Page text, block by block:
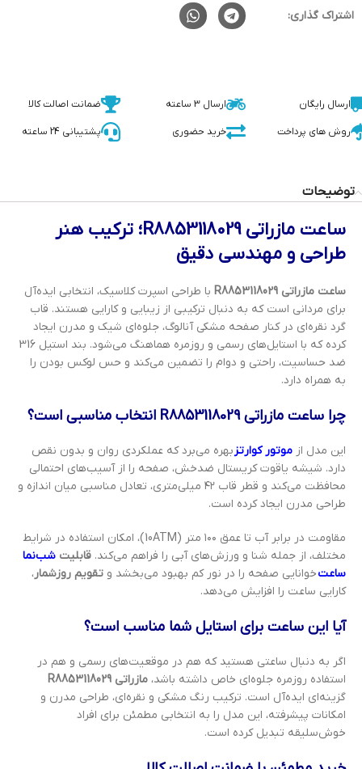
اشتراک گذاری:
ارسال رایگان ارسال 3 ساعته ضمانت اصالت کالا
روش های پرداخت خرید حضوری پشتیبانی 24 ساعته
توضیحات
ساعت مازراتی R8853118029؛ ترکیب هنر
طراحی و مهندسی دقیق
ساعت مازراتی R8853118029
با طراحی اسپرت کلاسیک، انتخابی ایده‌آل
برای مردانی است که به دنبال ترکیبی از زیبایی و کارایی هستند. قاب
گرد نقره‌ای در کنار صفحه مشکی آنالوگ، جلوه‌ای شیک و مدرن ایجاد
کرده که با استایل‌های رسمی و روزمره هماهنگ می‌شود. بند استیل 316
ضد حساسیت، راحتی و دوام را تضمین می‌کند و حس لوکس بودن را
به همراه دارد.
چرا ساعت مازراتی R8853118029 انتخاب مناسبی است؟
این مدل از موتور کوارتزبهره می‌برد که عملکردی روان و بدون نقص
دارد. شیشه یاقوت کریستال ضدخش، صفحه را از آسیب‌های احتمالی
محافظت می‌کند و قطر قاب ۴۲ میلی‌متری، تعادل مناسبی میان اندازه و
طراحی مدرن ایجاد کرده است.
مقاومت در برابر آب تا عمق ۱۰۰ متر (10ATM)، امکان استفاده در شرایط
مختلف، از جمله شنا و ورزش‌های آبی را فراهم می‌کند. قابلیت شب‌نما
ساعتخوانایی صفحه را در نور کم بهبود می‌بخشد و تقویم روزشمار،
کارایی ساعت را افزایش می‌دهد.
آیا این ساعت برای استایل شما مناسب است؟
اگر به دنبال ساعتی هستید که هم در موقعیت‌های رسمی و هم در
استفاده روزمره جلوه‌ای خاص داشته باشد، مازراتی R8853118029
گزینه‌ای ایده‌آل است. ترکیب رنگ مشکی و نقره‌ای، طراحی مدرن و
امکانات پیشرفته، این مدل را به انتخابی مطمئن برای افراد
خوش‌سلیقه تبدیل کرده است.